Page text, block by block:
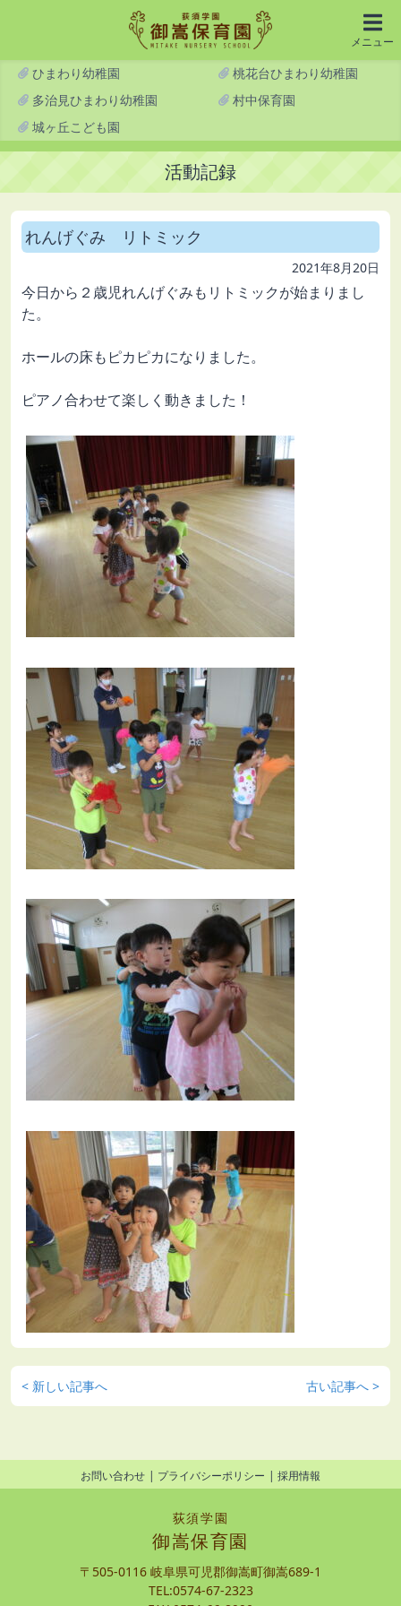
メニュー
ひまわり幼稚園
桃花台ひまわり幼稚園
多治見ひまわり幼稚園
村中保育園
城ヶ丘こども園
活動記録
れんげぐみ リトミック
2021年8月20日
今日から２歳児れんげぐみもリトミックが始まりまし
た。
ホールの床もピカピカになりました。
ピアノ合わせて楽しく動きました！
< 新しい記事へ 古い記事へ >
お問い合わせ プライバシーポリシー 採用情報
荻須学園
御嵩保育園
〒505-0116 岐阜県可児郡御嵩町御嵩689-1
TEL:0574-67-2323